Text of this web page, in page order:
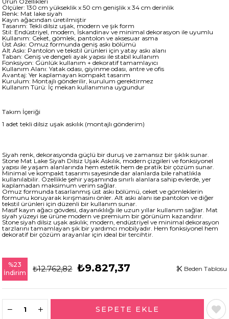
Ölçüler: 130 cm yükseklik x 50 cm genişlik x 34 cm derinlik
Renk: Mat lake siyah
Kayın ağacından üretilmiştir
Tasarım: Tekli dilsiz uşak, modern ve şık form
Stil: Endüstriyel, modern, İskandinav ve minimal dekorasyon ile uyumlu
Kullanım: Ceket, gömlek, pantolon ve aksesuar asma
Üst Askı: Omuz formunda geniş askı bölümü
Alt Askı: Pantolon ve tekstil ürünleri için yatay askı alanı
Taban: Geniş ve dengeli ayak yapısı ile stabil kullanım
Fonksiyon: Günlük kullanım + dekoratif tamamlayıcı
Kullanım Alanı: Yatak odası, giyinme odası, antre ve ofis
Avantaj: Yer kaplamayan kompakt tasarım
Kurulum: Montajlı gönderilir, kurulum gerektirmez
Kullanım Türü: İç mekan kullanımına uygundur
Takım İçeriği
1 adet tekli dilsiz uşak askılık (montajlı gönderim)
Siyah renk, dekorasyonda güçlü bir duruş ve zamansız bir şıklık sunar.
Stone Mat Lake Siyah Dilsiz Uşak Askılık, modern çizgileri ve fonksiyonel
yapısı ile yaşam alanlarında hem estetik hem de pratik bir çözüm sunar.
Minimal ve kompakt tasarımı sayesinde dar alanlarda bile rahatlıkla
kullanılabilir. Özellikle şehir yaşamında sınırlı alanlara sahip evlerde, yer
kaplamadan maksimum verim sağlar.
Omuz formunda tasarlanmış üst askı bölümü, ceket ve gömleklerin
formunu koruyarak kırışmasını önler. Alt askı alanı ise pantolon ve diğer
tekstil ürünleri için düzenli bir kullanım sunar.
Masif kayın ağacı gövdesi, dayanıklılığı ile uzun yıllar kullanım sağlar. Mat
siyah yüzeyi ise ürüne modern ve premium bir görünüm kazandırır.
Stone siyah dilsiz uşak askılık; modern, endüstriyel ve minimal dekorasyon
tarzlarını tamamlayan şık bir yardımcı mobilyadır. Hem fonksiyonel hem
dekoratif bir çözüm arayanlar için ideal bir tercihtir.
%23
İndirim
₺12.762,82 ₺9.827,37 Beden Tablosu